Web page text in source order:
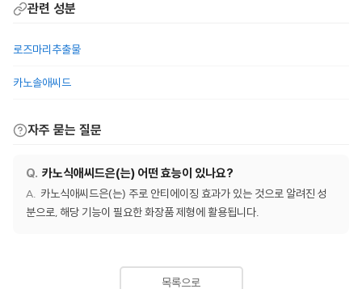
관련 성분
로즈마리추출물
카노솔애씨드
자주 묻는 질문
카노식애씨드은(는) 어떤 효능이 있나요?
카노식애씨드은(는) 주로 안티에이징 효과가 있는 것으로 알려진 성
분으로, 해당 기능이 필요한 화장품 제형에 활용됩니다.
목록으로